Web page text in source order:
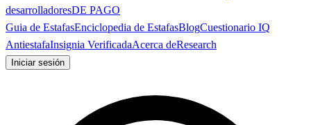
desarrolladoresDE PAGO
Guia de EstafasEnciclopedia de EstafasBlogCuestionario IQ
AntiestafaInsignia VerificadaAcerca deResearch
Iniciar sesión